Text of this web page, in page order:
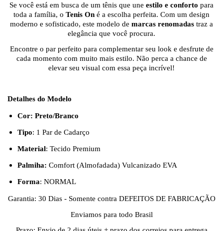
Se você está em busca de um tênis que une estilo e conforto para
toda a família, o Tenis On é a escolha perfeita. Com um design
moderno e sofisticado, este modelo de marcas renomadas traz a
elegância que você procura.
Encontre o par perfeito para complementar seu look e desfrute de
cada momento com muito mais estilo. Não perca a chance de
elevar seu visual com essa peça incrível!
Detalhes do Modelo
Cor: Preto/Branco
Tipo: 1 Par de Cadarço
Material: Tecido Premium
Palmiha: Comfort (Almofadada) Vulcanizado EVA
Forma: NORMAL
Garantia: 30 Dias - Somente contra DEFEITOS DE FABRICAÇÃO
Enviamos para todo Brasil